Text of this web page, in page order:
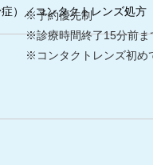
）／コンタクトレンズ処方
※予約優先制
※診療時間終了15分前ま
※コンタクトレンズ初め